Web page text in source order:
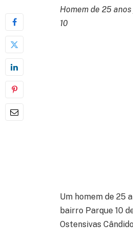
Homem de 25
10
Um homem de 25
bairro Parque 10
Ostensivas